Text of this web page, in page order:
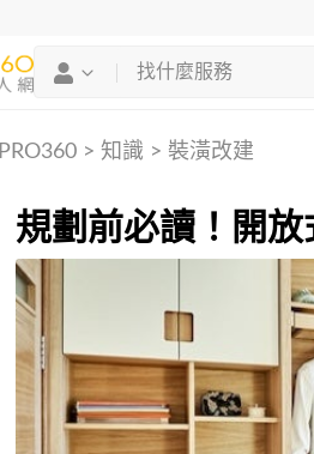
PRO360> 知識 > 裝潢改建
規劃前必讀！開